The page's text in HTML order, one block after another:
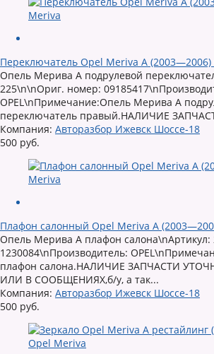
Переключатель Opel Meriva A
Опель Мерива А подрулевой
225\n\nОриг. номер:
OPEL\nПримечание:Опель Мерива А
переключатель правый.НАЛИЧИЕ
Компания: Авторазбор Ижевск Шоссе-18
500 руб.
Плафон салонный Opel Meriva A
Опель Мерива А плафон
1230084\nПроизводитель:
плафон салона.НАЛИЧИЕ ЗАПЧАСТИ
ИЛИ В СООБЩЕНИЯХ,б/у, а так...
Компания: Авторазбор Ижевск Шоссе-18
500 руб.